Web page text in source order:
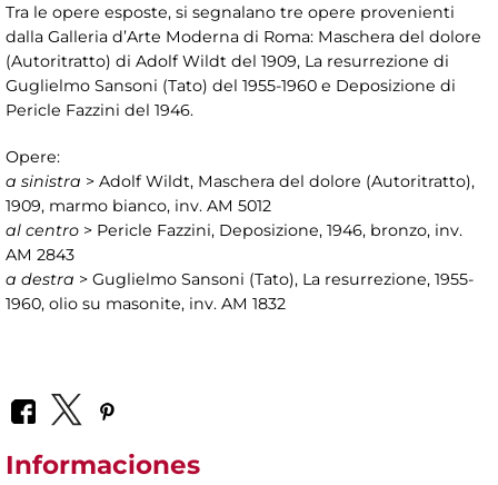
Tra le opere esposte, si segnalano tre opere provenienti
dalla Galleria d’Arte Moderna di Roma: Maschera del dolore
(Autoritratto) di Adolf Wildt del 1909, La resurrezione di
Guglielmo Sansoni (Tato) del 1955-1960 e Deposizione di
Pericle Fazzini del 1946.
Opere:
a sinistra > Adolf Wildt, Maschera del dolore (Autoritratto),
1909, marmo bianco, inv. AM 5012
al centro > Pericle Fazzini, Deposizione, 1946, bronzo, inv.
AM 2843
a destra > Guglielmo Sansoni (Tato), La resurrezione, 1955-
1960, olio su masonite, inv. AM 1832
Informaciones